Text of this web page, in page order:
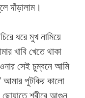
দাঁড়ালাম।
ধরে মুখ নামিয়ে
খাবি খেতে থাকা
সেই চুম্বনে আমি
পুটকির কালো
ছোয়াতে শরীরে আগুন